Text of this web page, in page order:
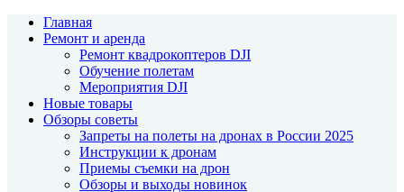
Главная
Ремонт и аренда
Ремонт квадрокоптеров DJI
Обучение полетам
Мероприятия DJI
Новые товары
Обзоры советы
Запреты на полеты на дронах в России 2025
Инструкции к дронам
Приемы съемки на дрон
Обзоры и выходы новинок